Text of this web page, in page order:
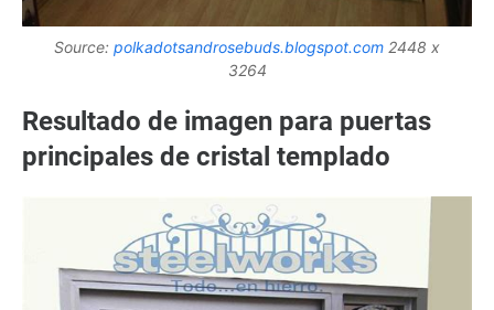
Source: polkadotsandrosebuds.blogspot.com 2448 x
3264
Resultado de imagen para puertas
principales de cristal templado